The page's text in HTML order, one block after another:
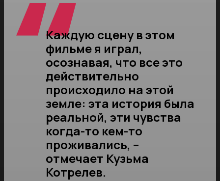
Каждую сцену в этом
фильме я играл,
осознавая, что все это
действительно
происходило на этой
земле: эта история была
реальной, эти чувства
когда-то кем-то
проживались, –
отмечает Кузьма
Котрелев.